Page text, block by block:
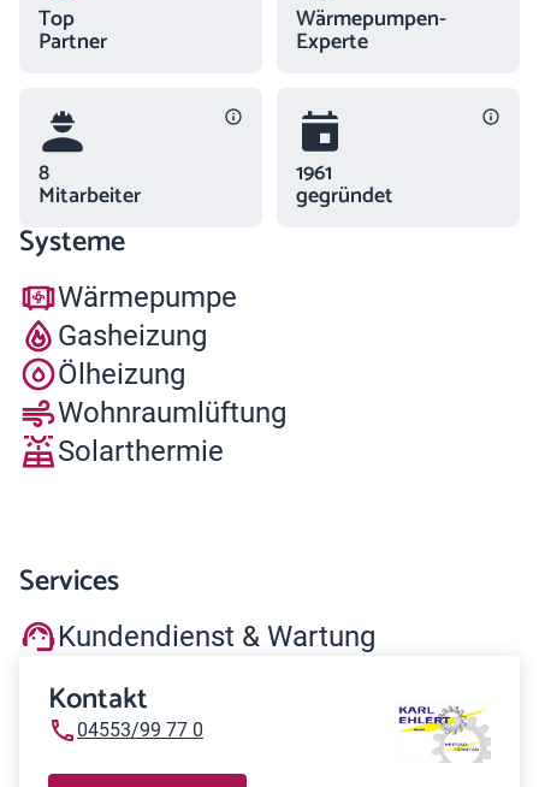
Top
Partner
Wärmepumpen-
Experte
8
Mitarbeiter
1961
gegründet
Systeme
Wärmepumpe
Gasheizung
Ölheizung
Wohnraumlüftung
Solarthermie
Services
Kundendienst & Wartung
Kontakt
04553/99 77 0